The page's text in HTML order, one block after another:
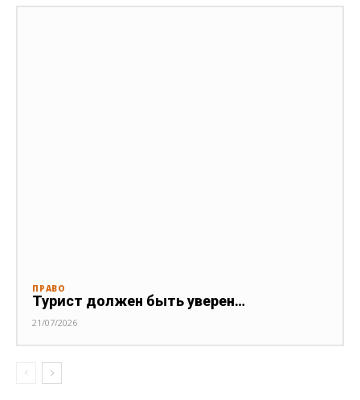
ПРАВО
Турист должен быть уверен…
21/07/2026